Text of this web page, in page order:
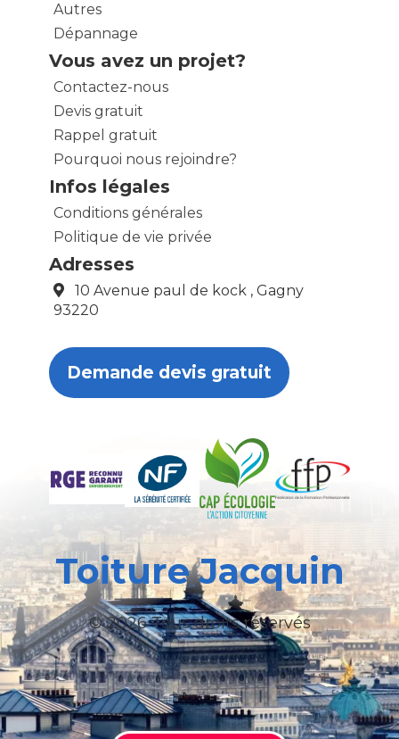
Autres
Dépannage
Vous avez un projet?
Contactez-nous
Devis gratuit
Rappel gratuit
Pourquoi nous rejoindre?
Infos légales
Conditions générales
Politique de vie privée
Adresses
10 Avenue paul de kock , Gagny
93220
Demande devis gratuit
Toiture Jacquin
© 2026 Tous droits réservés